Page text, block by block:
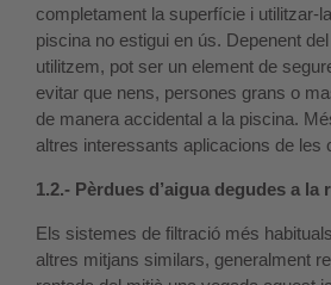
completament la superfície i utilitzar-
piscina no estigui en ús. Depenent
utilitzem, pot ser un element de
evitar que nens, persones grans o
de manera accidental a la piscina.
altres interessants aplicacions de les
1.2.- Pèrdues d’aigua degudes a la
Els sistemes de filtració més
altres mitjans similars, generalment